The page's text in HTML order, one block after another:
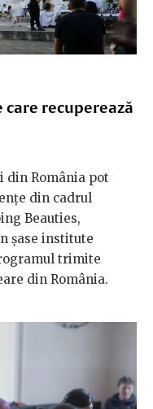
recuperează
România pot
din cadrul
Beauties,
șase institute
trimite
din România.